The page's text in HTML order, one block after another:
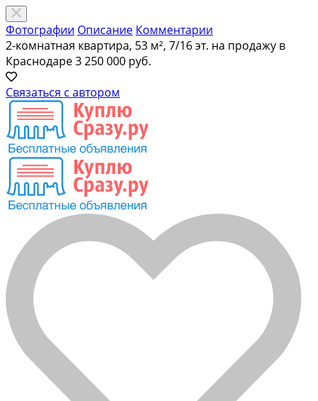
Фотографии Описание Комментарии
2-комнатная квартира, 53 м², 7/16 эт. на продажу в
Краснодаре3 250 000 руб.
Связаться с автором